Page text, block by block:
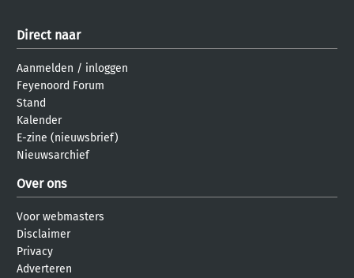
Direct naar
Aanmelden / inloggen
Feyenoord Forum
Stand
Kalender
E-zine (nieuwsbrief)
Nieuwsarchief
Over ons
Voor webmasters
Disclaimer
Privacy
Adverteren